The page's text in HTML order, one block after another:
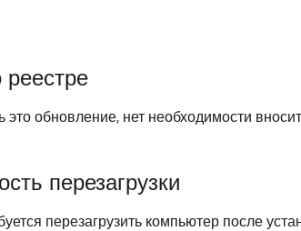
обновление, нет необходимости
перезагрузки
перезагрузить компьютер после